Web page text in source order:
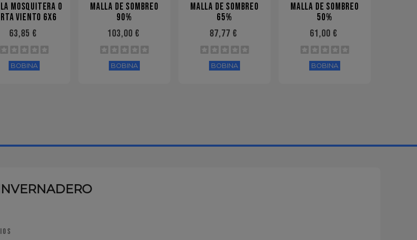
MOSQUITERA O
VIENTO 6X6
63,85 €
BOBINA
MALLA DE SOMBREO
90%
103,00 €
BOBINA
MALLA DE SOMBREO
65%
87,77 €
BOBINA
MALLA DE SOMBREO
50%
61,00 €
BOBINA